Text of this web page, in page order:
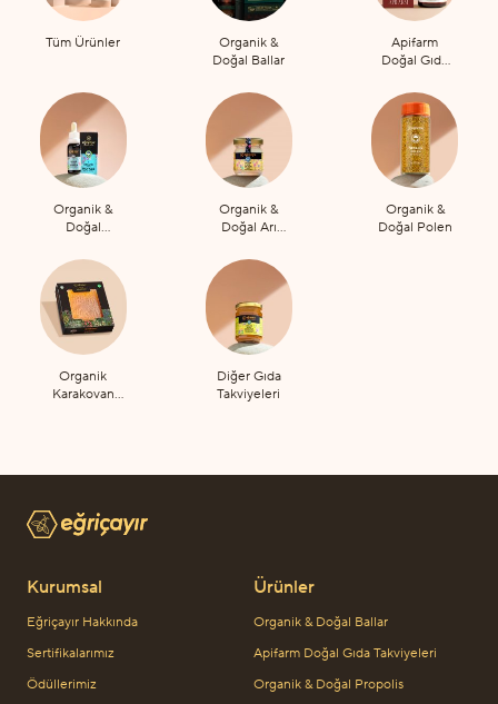
Tüm Ürünler
Organik &
Doğal Ballar
Apifarm
Doğal Gıda
Organik &
Doğal
Organik &
Doğal Arı
Organik &
Doğal Polen
Organik
Karakovan
Diğer Gıda
Takviyeleri
Kurumsal
Eğriçayır Hakkında
Sertifikalarımız
Ödüllerimiz
Ürünler
Organik & Doğal Ballar
Apifarm Doğal Gıda Takviyeleri
Organik & Doğal Propolis